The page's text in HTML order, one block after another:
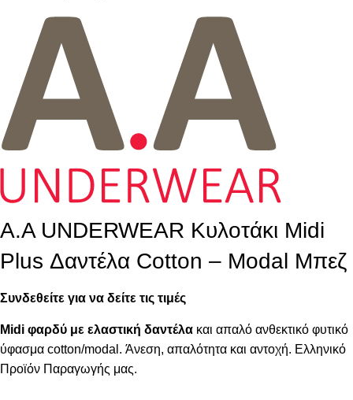
Α.A UNDERWEAR Κυλοτάκι Midi
Plus Δαντέλα Cotton – Modal Μπεζ
Συνδεθείτε για να δείτε τις τιμές
Midi φαρδύ με ελαστική δαντέλα και απαλό ανθεκτικό φυτικό
ύφασμα cotton/modal. Άνεση, απαλότητα και αντοχή. Ελληνικό
Προϊόν Παραγωγής μας.